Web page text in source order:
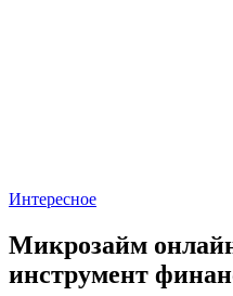
Интересное
Микрозайм
инструмент